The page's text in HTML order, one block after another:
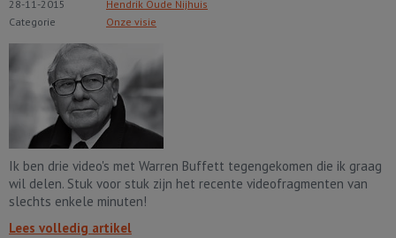
28-11-2015
Hendrik Oude Nijhuis
Categorie
Onze visie
Ik ben drie video's met Warren Buffett tegengekomen die ik graag
wil delen. Stuk voor stuk zijn het recente videofragmenten van
slechts enkele minuten!
Lees volledig artikel